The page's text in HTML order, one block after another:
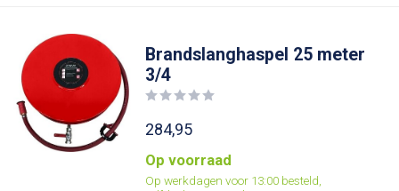
Brandslanghaspel 25 meter
3/4
284,95
Op voorraad
Op werkdagen voor 13:00 besteld,